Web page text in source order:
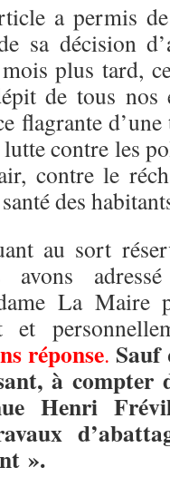
a permis
sa décision
plus tard,
de tous
flagrante
contre les
contre le
des
au sort
La Maire
et
réponse. Sauf
à
Henri
».